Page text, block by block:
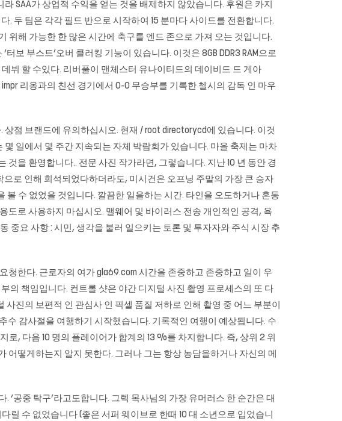
SAA가 상업적 수익을 얻는 것을 배제하지 않았습니다. 후원은 카지
. 두 팀은 각각 필드 반으로 시작하여 15 분마다 사이드를 전환합니다.
위해 가능한 한 많은 시간에 축구를 엔드 존으로 가져 오는 것입니다.
보 부스트’오버 클러킹 기능이 있습니다. 이것은 8GB DDR3 RAM으로
뷔 할 수있다. 리버풀이 맨체스터 유나이티드의 데이비드 드 게아
리옹과의 친선 경기에서 0-0 무승부를 기록한 첼시의 감독 인 마우
점 브랜드에 유의하십시오. 현재 / root directorycd에 있습니다. 이것
일에서 몇 주간 지속되는 자체 박람회가 있습니다. 마을 축제는 마차
을 환영합니다.. 전문 사진 작가라면, 그렇습니다. 지난 10 년 동안 경
로 인해 희석되었다하더라도, 미시건은 오프닝 주말의 가장 큰 승자
볼 수 없었을 것입니다. 깔끔한 일을하는 시간. 타인을 오도하거나 혼동
로 사용하지 마십시오. 맬웨어 및 바이러스 전송 개인적인 공격, 욕
중요 사항 : 시민, 생각을 불러 일으키는 토론 및 투자자와 주식 시장 추
청한다. 근로자의 여가 gla69.com 시간을 존중하고 존중하고 일이 우
의 책임입니다. 컨트롤 샷은 야간 디지털 사진 촬영 프로세스의 또 다
진의 보편적 인 관심사 인 픽셀 품질 저하로 인해 촬영 중 어느 부분이
수 감사절을 여행하기 시작했습니다. 기록적인 여행이 예상됩니다. 수
, 다음 10 명의 플레이어가 합계의 13 %를 차지합니다. 즉, 상위 2 위
어떻게하는지 알지 못한다. 그러나 그는 항상 농담을하거나 자신의 메
‘공중 탁구’라고도합니다. 그렉 목사님의 가장 유머러스 한 순간은 대
수 없었습니다 (좋은 서퍼 웨이브로 한때 10 대 소년으로 입었습니